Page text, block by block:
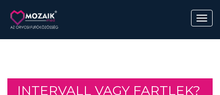
INTERVALL VAGY FARTLEK?